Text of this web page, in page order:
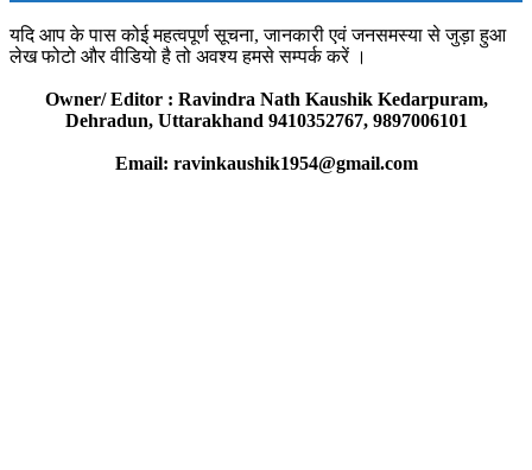
यदि आप के पास कोई महत्वपूर्ण सूचना, जानकारी एवं जनसमस्या से जुड़ा हुआ
लेख फोटो और वीडियो है तो अवश्य हमसे सम्पर्क करें ।
Owner/ Editor : Ravindra Nath Kaushik Kedarpuram,
Dehradun, Uttarakhand 9410352767, 9897006101
Email: ravinkaushik1954@gmail.com